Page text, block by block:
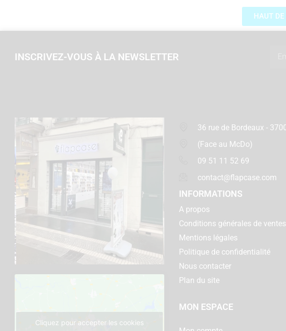
HAUT DE
INSCRIVEZ-VOUS À LA NEWSLETTER
Cliquez pour accepter les cookies
36 rue de Bordeaux -
(Face au McDo)
09 51 11 52 69
contact@flapcase.com
INFORMATIONS
A propos
Conditions générales de ventes
Mentions légales
Politique de confidentialité
Nous contacter
Plan du site
MON ESPACE